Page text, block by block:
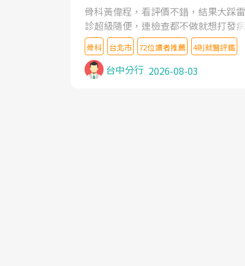
家,上網搜尋杜主任相關文章新聞跟網
之後,下定決心飛回台北找杜醫師診治.
任的乾針跟增生治療真的很厲害,第一
就覺得整個肩頸鬆開,回家特別好睡,經
治療,長年頑疾已經好了大半,杜主任除
超厲害,還會一直交代要改善姿勢跟好
骨科黃偉程，看評價不錯，結果大踩
診超級隨便，連檢查都不做就想打發
還好大的官威 ... 想詢問病情還被陰陽怪
諷一番。可能好評帶來的大頭症，變得
不尊重病人。醫術也不行，畢竟連檢查
得做，治療會有用才怪。大家避雷吧！
骨科 台北市 72位讀者推薦 4則就醫評鑑
台中分行 2026-08-03